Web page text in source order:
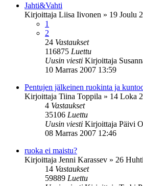
Jahti&Vahti
Kirjoittaja Liisa Iivonen » 19 Joulu
1
2
24 Vastaukset
116875 Luettu
Uusin viesti Kirjoittaja
10 Marras 2007 13:59
Pentujen jälkeinen ruokinta ja
Kirjoittaja Tiina Toppila » 14 Loka
4 Vastaukset
35106 Luettu
Uusin viesti Kirjoittaja Päivi
08 Marras 2007 12:46
ruoka ei maistu?
Kirjoittaja Jenni Karassev » 26
14 Vastaukset
59889 Luettu